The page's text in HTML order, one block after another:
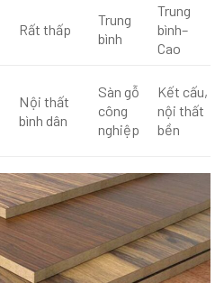
Rất thấp
Trung
bình
Trung
bình–
Cao
Nội thất
bình dân
Sàn gỗ
công
nghiệp
Kết cấu,
nội thất
bền